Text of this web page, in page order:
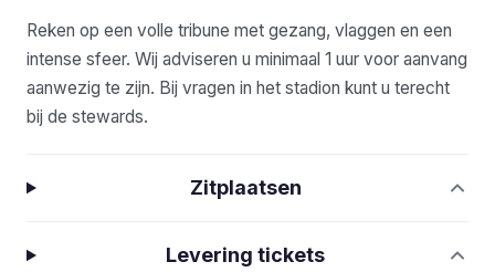
Reken op een volle tribune met gezang, vlaggen en een
intense sfeer. Wij adviseren u minimaal 1 uur voor aanvang
aanwezig te zijn. Bij vragen in het stadion kunt u terecht
bij de stewards.
Zitplaatsen
Levering tickets